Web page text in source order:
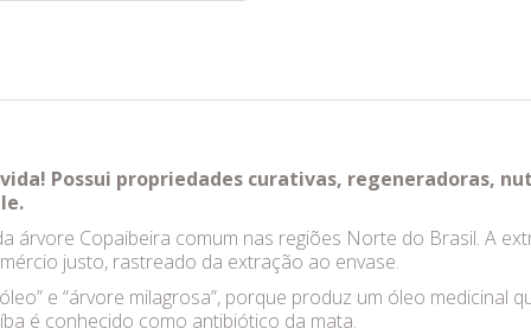
Possui propriedades curativas, regeneradoras,
árvore Copaibeira comum nas regiões Norte do Brasil. A
justo, rastreado da extração ao envase.
e “árvore milagrosa”, porque produz um óleo medicinal
é conhecido como antibiótico da mata.